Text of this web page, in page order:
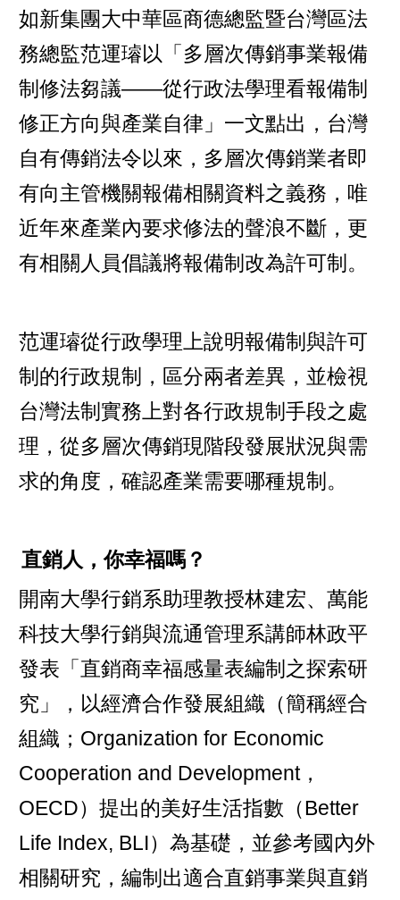
如新集團大中華區商德總監暨台灣區法
務總監范運璿以「多層次傳銷事業報備
制修法芻議——從行政法學理看報備制
修正方向與產業自律」一文點出，台灣
自有傳銷法令以來，多層次傳銷業者即
有向主管機關報備相關資料之義務，唯
近年來產業內要求修法的聲浪不斷，更
有相關人員倡議將報備制改為許可制。
范運璿從行政學理上說明報備制與許可
制的行政規制，區分兩者差異，並檢視
台灣法制實務上對各行政規制手段之處
理，從多層次傳銷現階段發展狀況與需
求的角度，確認產業需要哪種規制。
直銷人，你幸福嗎？
開南大學行銷系助理教授林建宏、萬能
科技大學行銷與流通管理系講師林政平
發表「直銷商幸福感量表編制之探索研
究」，以經濟合作發展組織（簡稱經合
組織；Organization for Economic
Cooperation and Development，
OECD）提出的美好生活指數（Better
Life Index, BLI）為基礎，並參考國內外
相關研究，編制出適合直銷事業與直銷